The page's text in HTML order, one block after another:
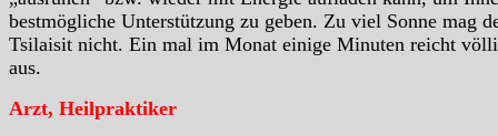
bestmögliche Unterstützung zu geben. Zu viel Sonne mag
Tsilaisit nicht. Ein mal im Monat einige Minuten reicht
aus.
Arzt, Heilpraktiker